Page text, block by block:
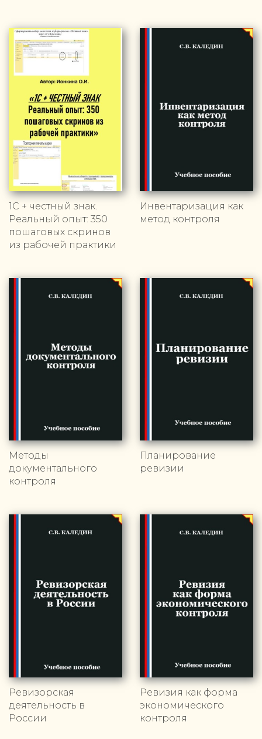
1С + честный знак.
Реальный опыт: 350
пошаговых скринов
из рабочей практики
Инвентаризация как
метод контроля
Методы
документального
контроля
Планирование
ревизии
Ревизорская
деятельность в
России
Ревизия как форма
экономического
контроля